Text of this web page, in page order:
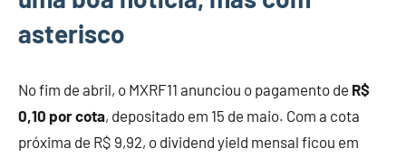
asterisco
No fim de abril, o MXRF11 anunciou o pagamento de R$
0,10 por cota, depositado em 15 de maio. Com a cota
próxima de R$ 9,92, o dividend yield mensal ficou em